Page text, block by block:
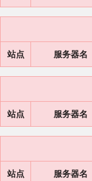
站点 服务器名
站点 服务器名
站点 服务器名